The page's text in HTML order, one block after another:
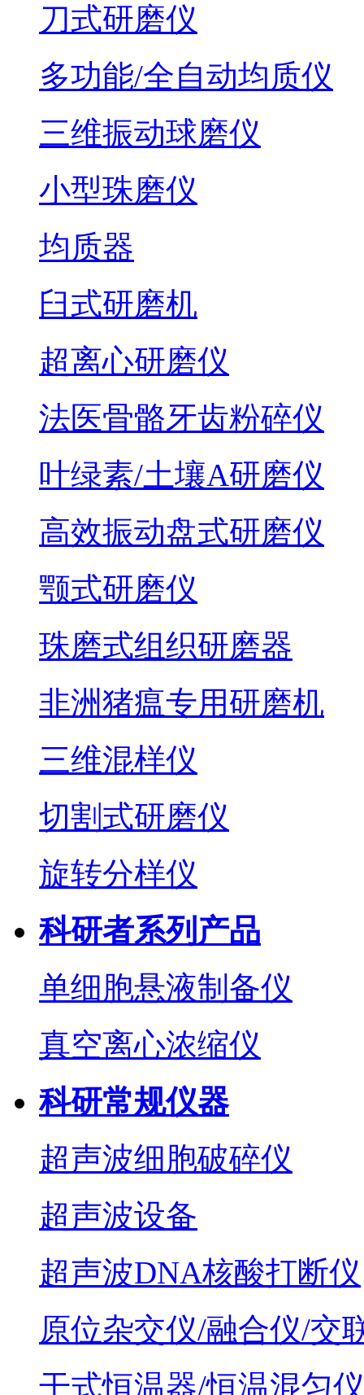
刀式研磨仪
多功能/全自动均质仪
三维振动球磨仪
小型珠磨仪
均质器
臼式研磨机
超离心研磨仪
法医骨骼牙齿粉碎仪
叶绿素/土壤A研磨仪
高效振动盘式研磨仪
颚式研磨仪
珠磨式组织研磨器
非洲猪瘟专用研磨机
三维混样仪
切割式研磨仪
旋转分样仪
科研者系列产品
单细胞悬液制备仪
真空离心浓缩仪
科研常规仪器
超声波细胞破碎仪
超声波设备
超声波DNA核酸打断仪
原位杂交仪/融合仪/交
干式恒温器/恒温混匀仪